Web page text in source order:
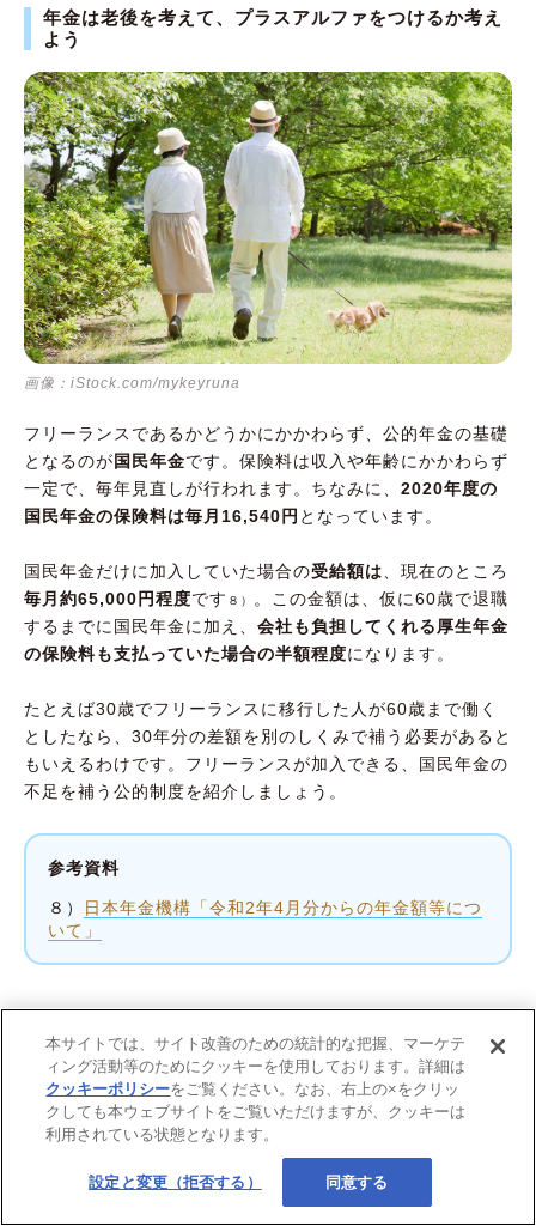
年金は老後を考えて、プラスアルファをつけるか考え
よう
画像：iStock.com/mykeyruna
フリーランスであるかどうかにかかわらず、公的年金の基礎
となるのが国民年金です。保険料は収入や年齢にかかわらず
一定で、毎年見直しが行われます。ちなみに、 2020年度の
国民年金の保険料は毎月16,540円 となっています。
国民年金だけに加入していた場合の受給額は 、現在のところ
毎月約65,000円程度です ８）
。この金額は、仮に60歳で退職
するまでに国民年金に加え、 会社も負担してくれる厚生年金
の保険料も支払っていた場合の半額程度になります。
たとえば30歳でフリーランスに移行した人が60歳まで働く
としたなら、30年分の差額を別のしくみで補う必要があると
もいえるわけです。フリーランスが加入できる、国民年金の
不足を補う公的制度を紹介しましょう。
参考資料
８）
日本年金機構「令和2年4月分からの年金額等につ
いて」
老後資金、いくら必要？ 独身・夫
婦、それぞれ貯めるべき金額を試
算した！
本サイトでは、サイト改善のための統計的な把握、マーケテ
ィング活動等のためにクッキーを使用しております。詳細は
クッキーポリシーをご覧ください。なお、右上の×をクリッ
クしても本ウェブサイトをご覧いただけますが、クッキーは
利用されている状態となります。
設定と変更（拒否する） 同意する